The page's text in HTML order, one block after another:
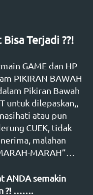
Terjadi ??!
GAME dan HP
PIKIRAN BAWAH
Pikiran Bawah
untuk dilepaskan,,
atau pun
CUEK, tidak
malahan
MARAH”…
ANDA semakin
?! …….